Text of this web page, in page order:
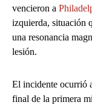
vencieron a
izquierda, situación
una resonancia
lesión.
El incidente ocurrió
final de la primera